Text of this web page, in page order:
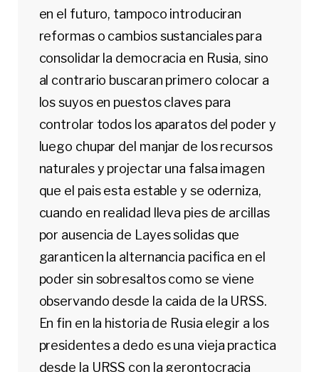
en el futuro, tampoco introduciran
reformas o cambios sustanciales para
consolidar la democracia en Rusia, sino
al contrario buscaran primero colocar a
los suyos en puestos claves para
controlar todos los aparatos del poder y
luego chupar del manjar de los recursos
naturales y projectar una falsa imagen
que el pais esta estable y se oderniza,
cuando en realidad lleva pies de arcillas
por ausencia de Layes solidas que
garanticen la alternancia pacifica en el
poder sin sobresaltos como se viene
observando desde la caida de la URSS.
En fin en la historia de Rusia elegir a los
presidentes a dedo es una vieja practica
desde la URSS con la gerontocracia